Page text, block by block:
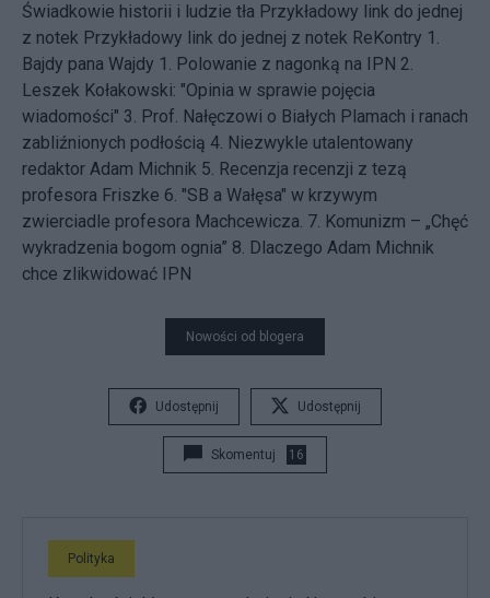
Świadkowie historii i ludzie tła Przykładowy link do jednej
z notek Przykładowy link do jednej z notek ReKontry 1.
Bajdy pana Wajdy 1. Polowanie z nagonką na IPN 2.
Leszek Kołakowski: "Opinia w sprawie pojęcia
wiadomości" 3. Prof. Nałęczowi o Białych Plamach i ranach
zabliźnionych podłością 4. Niezwykle utalentowany
redaktor Adam Michnik 5. Recenzja recenzji z tezą
profesora Friszke 6. "SB a Wałęsa" w krzywym
zwierciadle profesora Machcewicza. 7. Komunizm – „Chęć
wykradzenia bogom ognia” 8. Dlaczego Adam Michnik
chce zlikwidować IPN
Nowości od blogera
Udostępnij Udostępnij
Skomentuj 16
Polityka